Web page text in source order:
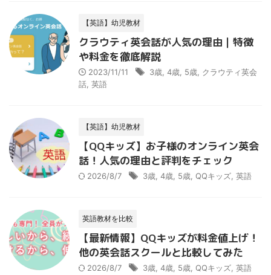
【英語】幼児教材
クラウティ英会話が人気の理由｜特徴
や料金を徹底解説
2023/11/11 3歳 4歳 5歳 クラウティ英会
話 英語
【英語】幼児教材
【QQキッズ】お子様のオンライン英会
話！人気の理由と評判をチェック
2026/8/7 3歳 4歳 5歳 QQキッズ 英語
英語教材を比較
【最新情報】QQキッズが料金値上げ！
他の英会話スクールと比較してみた
2026/8/7 3歳 4歳 5歳 QQキッズ 英語